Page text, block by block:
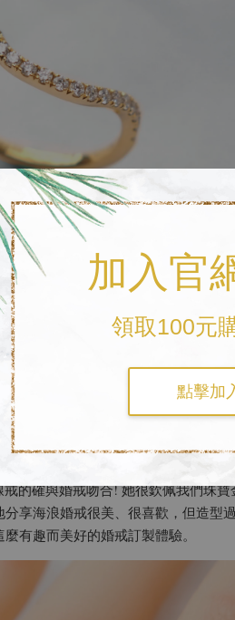
加入官
領取100元
點擊加
小排鑽點睛，時尚又富有變化，不
，都為您帶來時髦風潮。
更是貼近日常生活，賦予意義時
的確與婚戒吻合! 她很欽佩我們珠
享海浪婚戒很美、很喜歡，但造型
有趣而美好的婚戒訂製體驗。